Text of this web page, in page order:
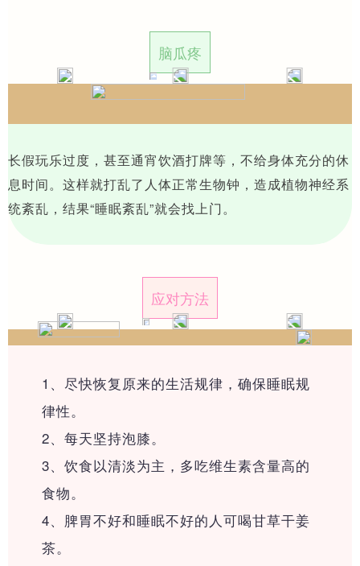
┗━专利工具系列
┗━保养调理系列
├─家居面部调理系列
├─本草药包艾制品系列
精彩直播
加盟合作
┗━旗舰风彩
脑瓜疼
长假玩乐过度，甚至通宵饮酒打牌等，不给身体充分的休
息时间。这样就打乱了人体正常生物钟，造成植物神经系
统紊乱，结果“睡眠紊乱”就会找上门。
应对方法
1、尽快恢复原来的生活规律，确保睡眠规
律性。
2、每天坚持泡膝。
3、饮食以清淡为主，多吃维生素含量高的
食物。
4、脾胃不好和睡眠不好的人可喝甘草干姜
茶。